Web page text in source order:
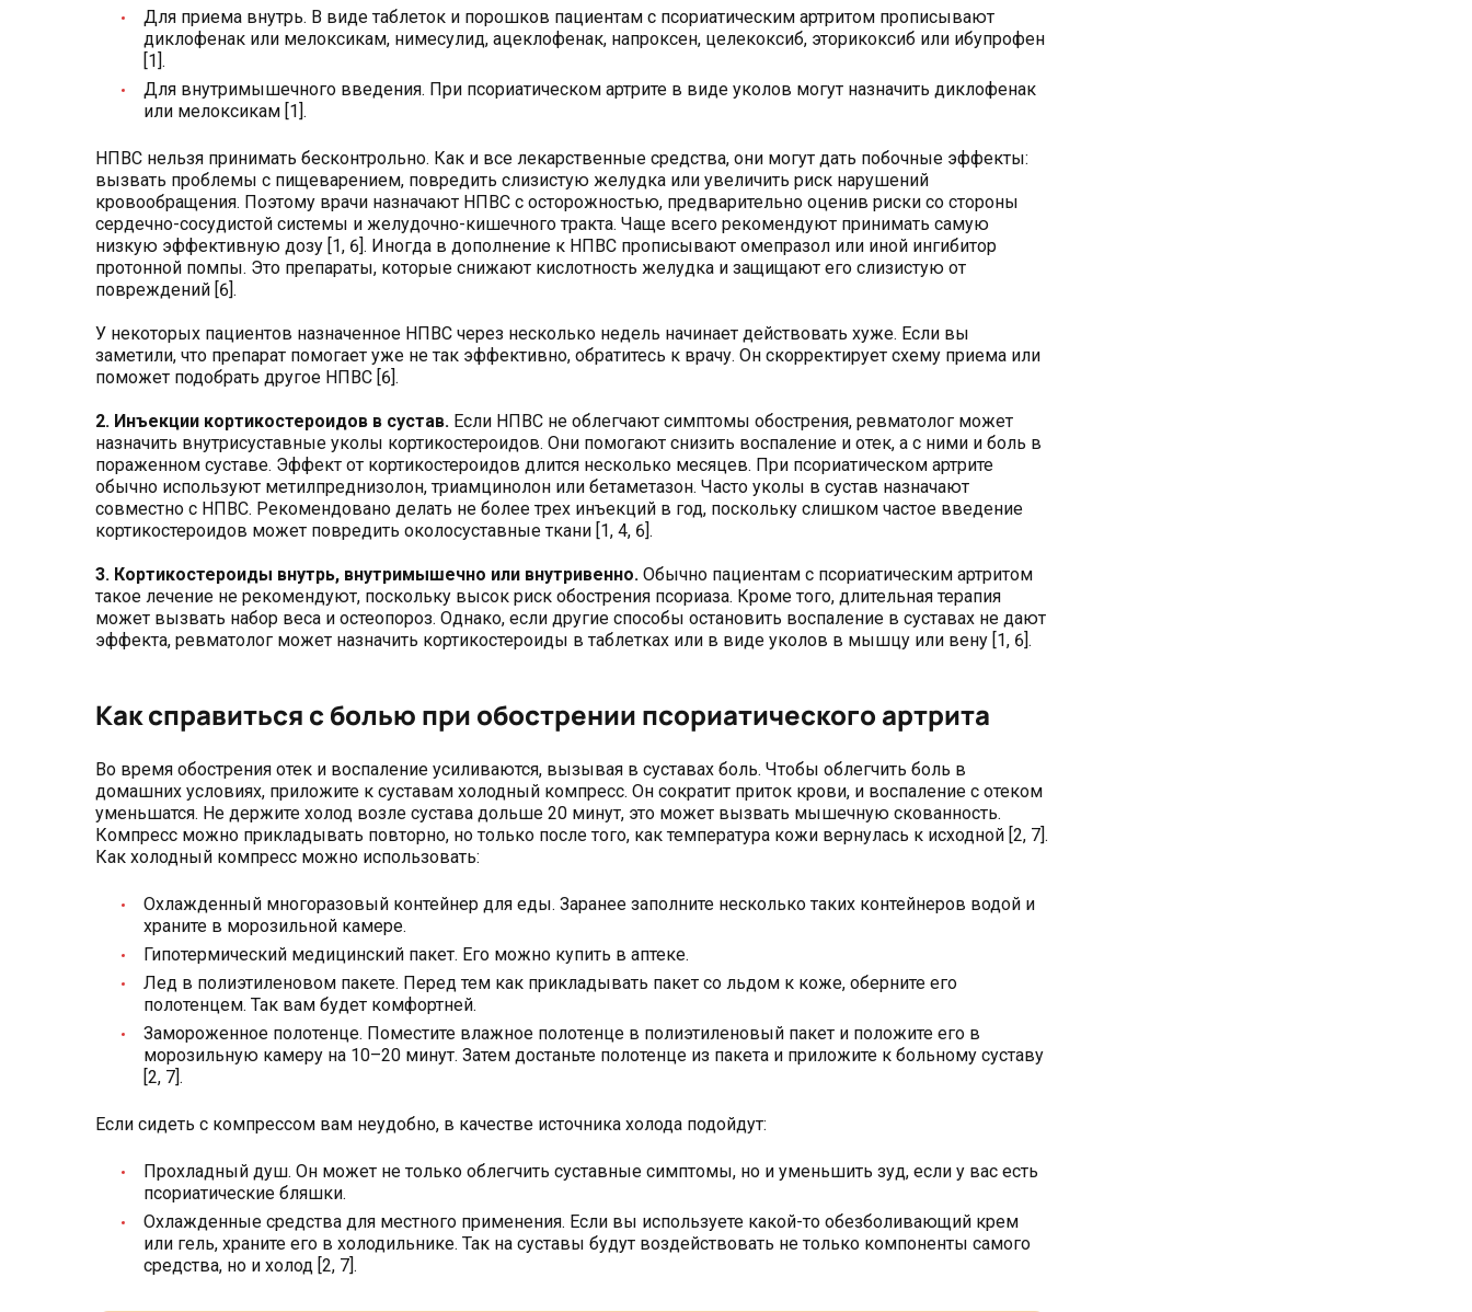
Для приема внутрь. В виде таблеток и порошков пациентам с псориатическим артритом прописывают
диклофенак или мелоксикам, нимесулид, ацеклофенак, напроксен, целекоксиб, эторикоксиб или ибупрофен
[1].
Для внутримышечного введения. При псориатическом артрите в виде уколов могут назначить диклофенак
или мелоксикам [1].
НПВС нельзя принимать бесконтрольно. Как и все лекарственные средства, они могут дать побочные эффекты:
вызвать проблемы с пищеварением, повредить слизистую желудка или увеличить риск нарушений
кровообращения. Поэтому врачи назначают НПВС с осторожностью, предварительно оценив риски со стороны
сердечно-сосудистой системы и желудочно-кишечного тракта. Чаще всего рекомендуют принимать самую
низкую эффективную дозу [1, 6]. Иногда в дополнение к НПВС прописывают омепразол или иной ингибитор
протонной помпы. Это препараты, которые снижают кислотность желудка и защищают его слизистую от
повреждений [6].
У некоторых пациентов назначенное НПВС через несколько недель начинает действовать хуже. Если вы
заметили, что препарат помогает уже не так эффективно, обратитесь к врачу. Он скорректирует схему приема или
поможет подобрать другое НПВС [6].
2. Инъекции кортикостероидов в сустав. Если НПВС не облегчают симптомы обострения, ревматолог может
назначить внутрисуставные уколы кортикостероидов. Они помогают снизить воспаление и отек, а с ними и боль в
пораженном суставе. Эффект от кортикостероидов длится несколько месяцев. При псориатическом артрите
обычно используют метилпреднизолон, триамцинолон или бетаметазон. Часто уколы в сустав назначают
совместно с НПВС. Рекомендовано делать не более трех инъекций в год, поскольку слишком частое введение
кортикостероидов может повредить околосуставные ткани [1, 4, 6].
3. Кортикостероиды внутрь, внутримышечно или внутривенно. Обычно пациентам с псориатическим артритом
такое лечение не рекомендуют, поскольку высок риск обострения псориаза. Кроме того, длительная терапия
может вызвать набор веса и остеопороз. Однако, если другие способы остановить воспаление в суставах не дают
эффекта, ревматолог может назначить кортикостероиды в таблетках или в виде уколов в мышцу или вену [1, 6].
Как справиться с болью при обострении псориатического артрита
Во время обострения отек и воспаление усиливаются, вызывая в суставах боль. Чтобы облегчить боль в
домашних условиях, приложите к суставам холодный компресс. Он сократит приток крови, и воспаление с отеком
уменьшатся. Не держите холод возле сустава дольше 20 минут, это может вызвать мышечную скованность.
Компресс можно прикладывать повторно, но только после того, как температура кожи вернулась к исходной [2, 7].
Как холодный компресс можно использовать:
Охлажденный многоразовый контейнер для еды. Заранее заполните несколько таких контейнеров водой и
храните в морозильной камере.
Гипотермический медицинский пакет. Его можно купить в аптеке.
Лед в полиэтиленовом пакете. Перед тем как прикладывать пакет со льдом к коже, оберните его
полотенцем. Так вам будет комфортней.
Замороженное полотенце. Поместите влажное полотенце в полиэтиленовый пакет и положите его в
морозильную камеру на 10–20 минут. Затем достаньте полотенце из пакета и приложите к больному суставу
[2, 7].
Если сидеть с компрессом вам неудобно, в качестве источника холода подойдут:
Прохладный душ. Он может не только облегчить суставные симптомы, но и уменьшить зуд, если у вас есть
псориатические бляшки.
Охлажденные средства для местного применения. Если вы используете какой-то обезболивающий крем
или гель, храните его в холодильнике. Так на суставы будут воздействовать не только компоненты самого
средства, но и холод [2, 7].